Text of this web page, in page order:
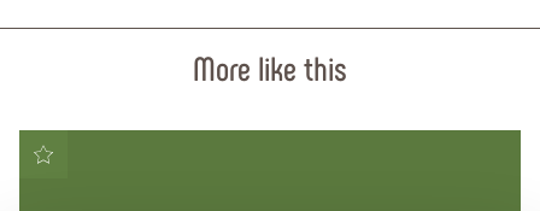
More like this